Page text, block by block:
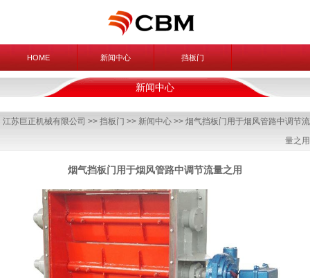
HOME 新闻中心 挡板门
新闻中心
江苏巨正机械有限公司 >> 挡板门 >> 新闻中心 >> 烟气挡板门用于烟风管路中调节流
量之用
烟气挡板门用于烟风管路中调节流量之用